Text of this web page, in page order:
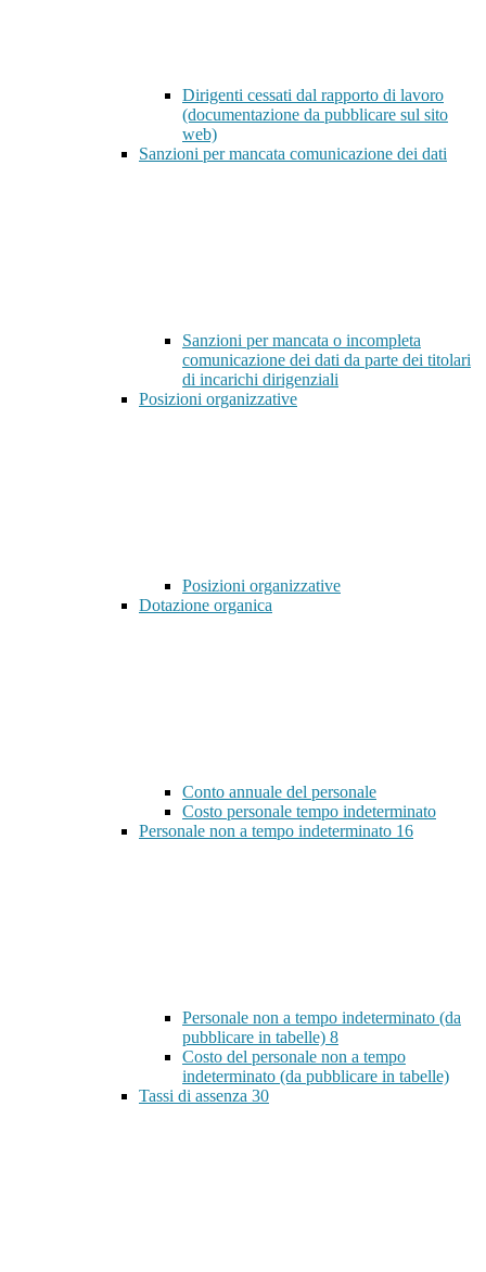
Dirigenti cessati dal rapporto di lavoro
(documentazione da pubblicare sul sito
web)
Sanzioni per mancata comunicazione dei dati
Sanzioni per mancata o incompleta
comunicazione dei dati da parte dei titolari
di incarichi dirigenziali
Posizioni organizzative
Posizioni organizzative
Dotazione organica
Conto annuale del personale
Costo personale tempo indeterminato
Personale non a tempo indeterminato 16
Personale non a tempo indeterminato (da
pubblicare in tabelle) 8
Costo del personale non a tempo
indeterminato (da pubblicare in tabelle)
Tassi di assenza 30